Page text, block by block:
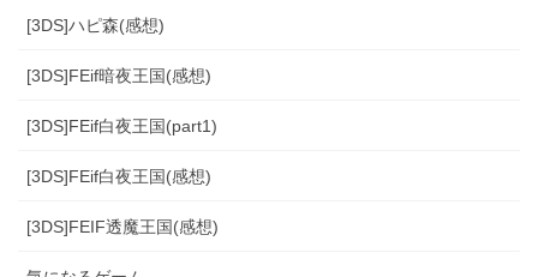
[3DS]ハピ森(感想)
[3DS]FEif暗夜王国(感想)
[3DS]FEif白夜王国(part1)
[3DS]FEif白夜王国(感想)
[3DS]FEIF透魔王国(感想)